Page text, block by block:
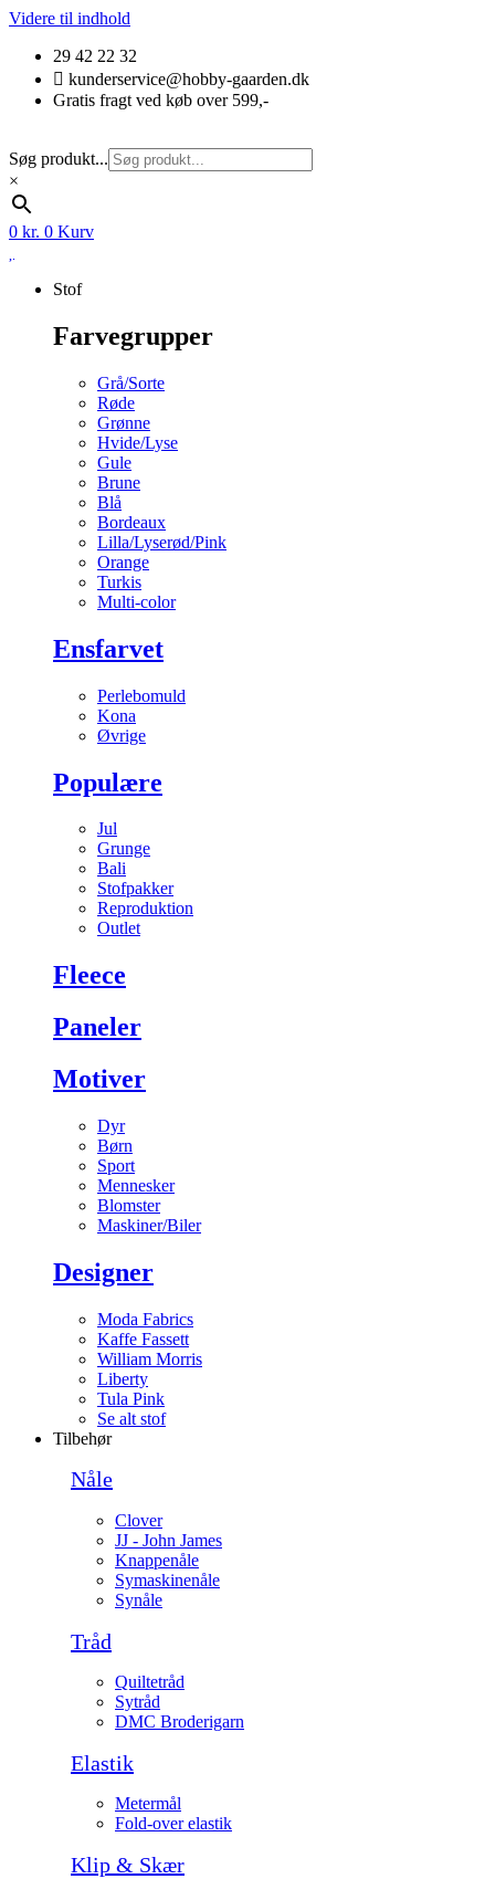
Videre til indhold
29 42 22 32
kunderservice@hobby-gaarden.dk
Gratis fragt ved køb over 599,-
Søg produkt...
×
0 kr. 0 Kurv
Stof
Farvegrupper
Grå/Sorte
Røde
Grønne
Hvide/Lyse
Gule
Brune
Blå
Bordeaux
Lilla/Lyserød/Pink
Orange
Turkis
Multi-color
Ensfarvet
Perlebomuld
Kona
Øvrige
Populære
Jul
Grunge
Bali
Stofpakker
Reproduktion
Outlet
Fleece
Paneler
Motiver
Dyr
Børn
Sport
Mennesker
Blomster
Maskiner/Biler
Designer
Moda Fabrics
Kaffe Fassett
William Morris
Liberty
Tula Pink
Se alt stof
Tilbehør
Nåle
Clover
JJ - John James
Knappenåle
Symaskinenåle
Synåle
Tråd
Quiltetråd
Sytråd
DMC Broderigarn
Elastik
Metermål
Fold-over elastik
Klip & Skær